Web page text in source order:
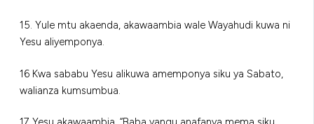
15. Yule mtu akaenda, akawaambia wale Wayahudi kuwa ni
Yesu aliyemponya.
16 Kwa sababu Yesu alikuwa amemponya siku ya Sabato,
walianza kumsumbua.